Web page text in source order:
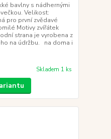
bavlny s nádhernými
Velikost:
pro první zvědavé
Motivy zvířátek
strana je vyrobena z
na údržbu. na doma i
Skladem 1 ks